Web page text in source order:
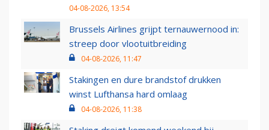
04-08-2026, 13:54
Brussels Airlines grijpt ternauwernood in:
streep door vlootuitbreiding
04-08-2026, 11:47
Stakingen en dure brandstof drukken
winst Lufthansa hard omlaag
04-08-2026, 11:38